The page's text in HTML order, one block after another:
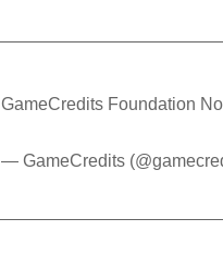
GameCredits Foundation
— GameCredits